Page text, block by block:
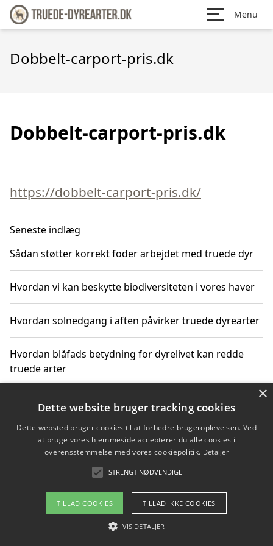
Menu
Dobbelt-carport-pris.dk
Dobbelt-carport-pris.dk
https://dobbelt-carport-pris.dk/
Seneste indlæg
Sådan støtter korrekt foder arbejdet med truede dyr
Hvordan vi kan beskytte biodiversiteten i vores haver
Hvordan solnedgang i aften påvirker truede dyrearter
Hvordan blåfads betydning for dyrelivet kan redde
truede arter
Hvordan kan gaver til unge voksne støtte bevarelsen
Copyright 2026 - Pilanto Aps
Om / kontakt
Blog Betingelser
×
Dette website bruger tracking cookies
Dette websted bruger cookies til at forbedre brugeroplevelsen. Ved
at bruge vores hjemmeside accepterer du alle cookies i
overensstemmelse med vores cookiepolitik. Detaljer
STRENGT NØDVENDIGE
TILLAD COOKIES TILLAD IKKE COOKIES
VIS DETALJER